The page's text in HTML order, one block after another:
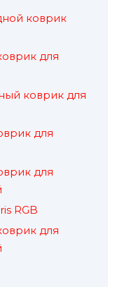
коврик
для
коврик для
для
для
RGB
для